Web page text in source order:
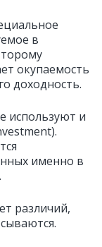
в
окупаемость
доходность.
используют и
именно в
различий,